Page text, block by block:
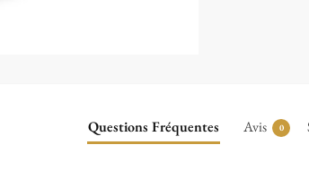
Questions Fréquentes Avis 0